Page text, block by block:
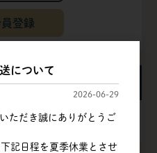
登録
ト
について
2026-06-29
ただき誠にありがとうご
記日程を夏季休業とさせ